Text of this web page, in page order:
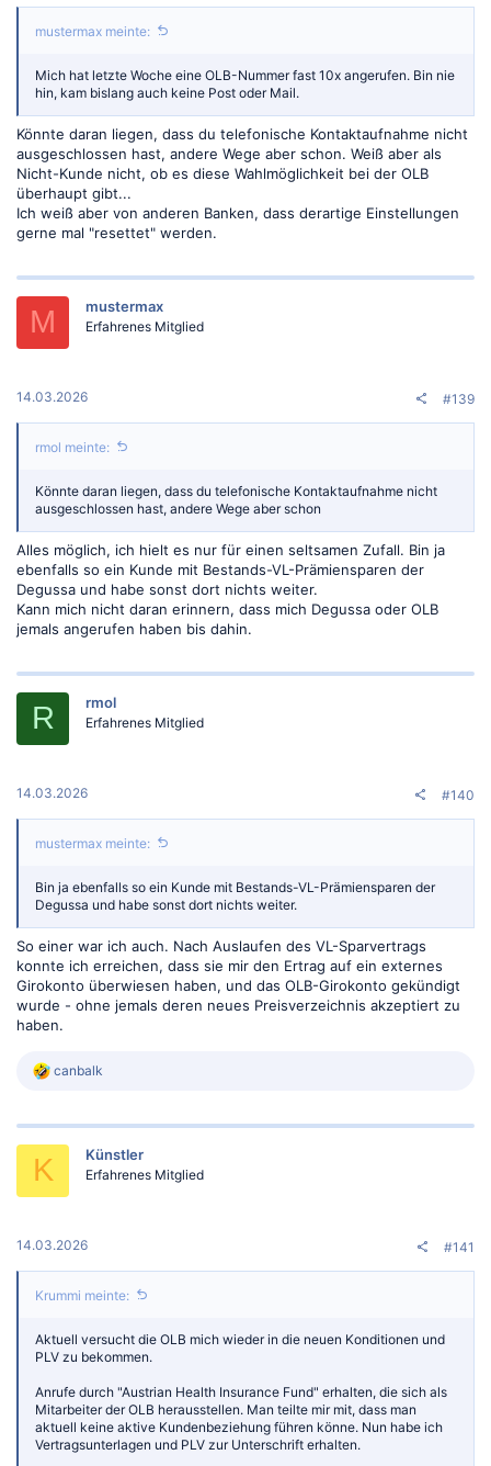
mustermax meinte:
Mich hat letzte Woche eine OLB-Nummer fast 10x angerufen. Bin nie
hin, kam bislang auch keine Post oder Mail.
Könnte daran liegen, dass du telefonische Kontaktaufnahme nicht
ausgeschlossen hast, andere Wege aber schon. Weiß aber als
Nicht-Kunde nicht, ob es diese Wahlmöglichkeit bei der OLB
überhaupt gibt...
Ich weiß aber von anderen Banken, dass derartige Einstellungen
gerne mal "resettet" werden.
M mustermax
Erfahrenes Mitglied
14.03.2026 #139
rmol meinte:
Könnte daran liegen, dass du telefonische Kontaktaufnahme nicht
ausgeschlossen hast, andere Wege aber schon
Alles möglich, ich hielt es nur für einen seltsamen Zufall. Bin ja
ebenfalls so ein Kunde mit Bestands-VL-Prämiensparen der
Degussa und habe sonst dort nichts weiter.
Kann mich nicht daran erinnern, dass mich Degussa oder OLB
jemals angerufen haben bis dahin.
R rmol
Erfahrenes Mitglied
14.03.2026 #140
mustermax meinte:
Bin ja ebenfalls so ein Kunde mit Bestands-VL-Prämiensparen der
Degussa und habe sonst dort nichts weiter.
So einer war ich auch. Nach Auslaufen des VL-Sparvertrags
konnte ich erreichen, dass sie mir den Ertrag auf ein externes
Girokonto überwiesen haben, und das OLB-Girokonto gekündigt
wurde - ohne jemals deren neues Preisverzeichnis akzeptiert zu
haben.
R
k
:
canbalk
K Künstler
Erfahrenes Mitglied
14.03.2026 #141
Krummi meinte:
Aktuell versucht die OLB mich wieder in die neuen Konditionen und
PLV zu bekommen.
Anrufe durch "Austrian Health Insurance Fund" erhalten, die sich als
Mitarbeiter der OLB herausstellen. Man teilte mir mit, dass man
aktuell keine aktive Kundenbeziehung führen könne. Nun habe ich
Vertragsunterlagen und PLV zur Unterschrift erhalten.